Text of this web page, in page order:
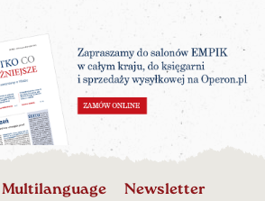
Multilanguage Newsletter